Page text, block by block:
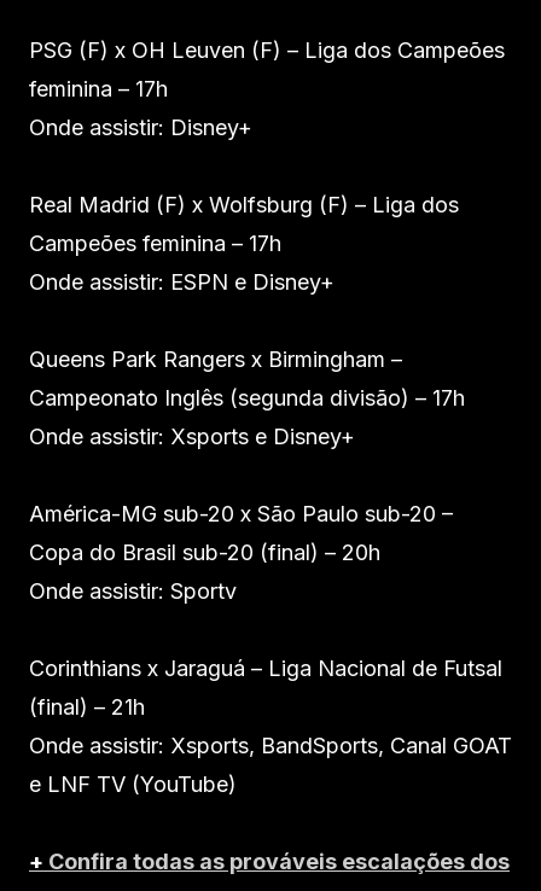
PSG (F) x OH Leuven (F) – Liga dos Campeões
feminina – 17h
Onde assistir: Disney+
Real Madrid (F) x Wolfsburg (F) – Liga dos
Campeões feminina – 17h
Onde assistir: ESPN e Disney+
Queens Park Rangers x Birmingham –
Campeonato Inglês (segunda divisão) – 17h
Onde assistir: Xsports e Disney+
América-MG sub-20 x São Paulo sub-20 –
Copa do Brasil sub-20 (final) – 20h
Onde assistir: Sportv
Corinthians x Jaraguá – Liga Nacional de Futsal
(final) – 21h
Onde assistir: Xsports, BandSports, Canal GOAT
e LNF TV (YouTube)
+ Confira todas as prováveis escalações dos